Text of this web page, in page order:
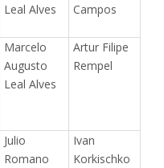
Leal Alves
Campos
Marcelo
Augusto
Leal Alves
Artur Filipe
Rempel
Julio
Romano
Ivan
Korkischko